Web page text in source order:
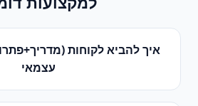
איך להביא לקוחות
עצמאי